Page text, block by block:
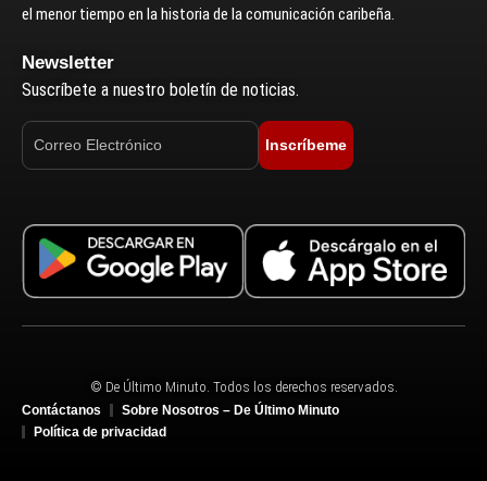
el menor tiempo en la historia de la comunicación caribeña.
Newsletter
Suscríbete a nuestro boletín de noticias.
Inscríbeme
© De Último Minuto. Todos los derechos reservados.
Contáctanos
Sobre Nosotros – De Último Minuto
Política de privacidad